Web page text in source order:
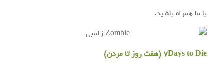
با ما همراه باشید.
7Days to Die (هفت روز تا مردن)